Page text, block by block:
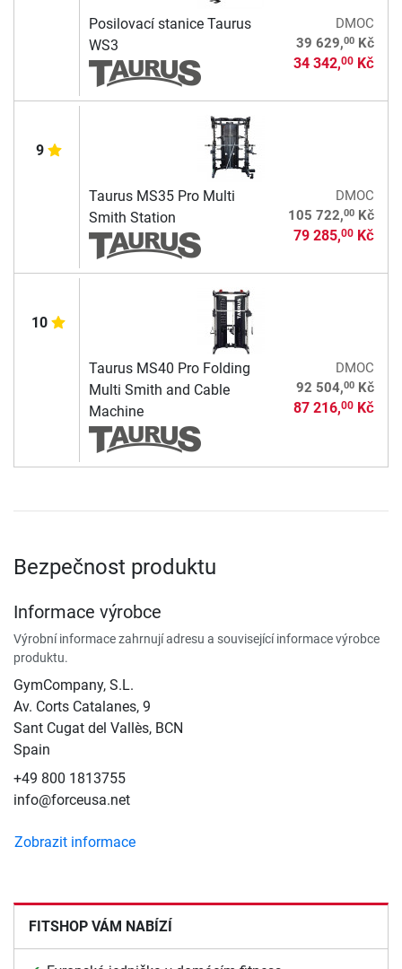
Posilovací stanice Taurus
WS3
DMOC
39 629,00Kč
34 342,00Kč
9
Taurus MS35 Pro Multi
Smith Station
DMOC
105 722,00Kč
79 285,00Kč
10
Taurus MS40 Pro Folding
Multi Smith and Cable
Machine
DMOC
92 504,00Kč
87 216,00Kč
Bezpečnost produktu
Informace výrobce
Výrobní informace zahrnují adresu a související informace výrobce
produktu.
GymCompany, S.L.
Av. Corts Catalanes, 9
Sant Cugat del Vallès, BCN
Spain
+49 800 1813755
info@forceusa.net
Zobrazit informace
FITSHOP VÁM NABÍZÍ